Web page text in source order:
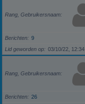
Rang, Gebruikersnaam
Berichten
9
Lid geworden op
03/10/22, 12:34
Rang, Gebruikersnaam
Berichten
26